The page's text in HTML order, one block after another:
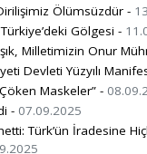
Ölümsüzdür -
Gölgesi -
Milletimizin Onur
Devleti Yüzyılı
Maskeler” -
- 07.09.2025
Türk’ün İradesine